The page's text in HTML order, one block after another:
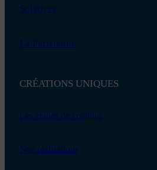
Solstices
La Parisienne
CRÉATIONS UNIQUES
Les étapes de création
Nos réalisations